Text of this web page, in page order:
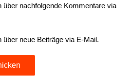
über nachfolgende Kommentare via
über neue Beiträge via E-Mail.